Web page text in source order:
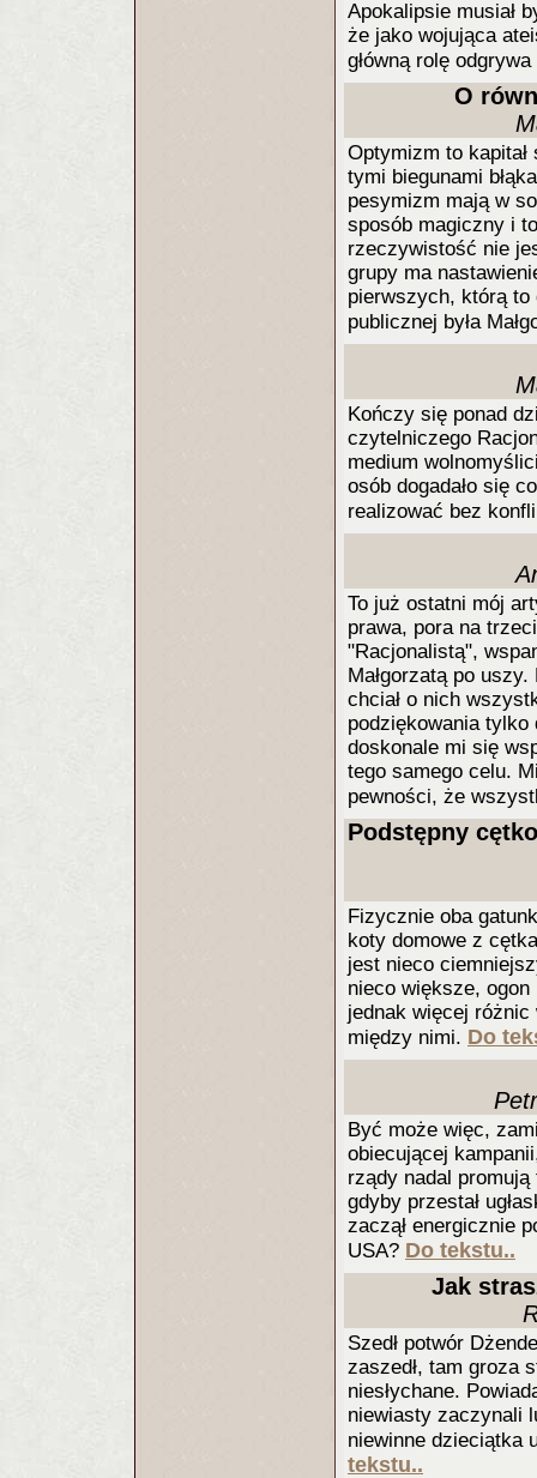
Apokalipsie musiał
że jako wojująca
główną rolę
O
Optymizm to
tymi biegunami
pesymizm mają w
sposób magiczny i
rzeczywistość nie
grupy ma
pierwszych, którą to
publicznej była
Kończy się ponad
czytelniczego
medium
osób dogadało się
realizować bez
To już ostatni mój
prawa, pora na
"Racjonalistą",
Małgorzatą po
chciał o nich
podziękowania tylko
doskonale mi się
tego samego celu.
pewności, że
Podstępny
Fizycznie oba
koty domowe z
jest nieco
nieco większe,
jednak więcej
między nimi. Do
Być może więc,
obiecującej
rządy nadal
gdyby przestał
zaczął energicznie
USA? Do tekstu..
Jak
Szedł potwór
zaszedł, tam groza
niesłychane.
niewiasty zaczynali
niewinne dzieciątka
tekstu..